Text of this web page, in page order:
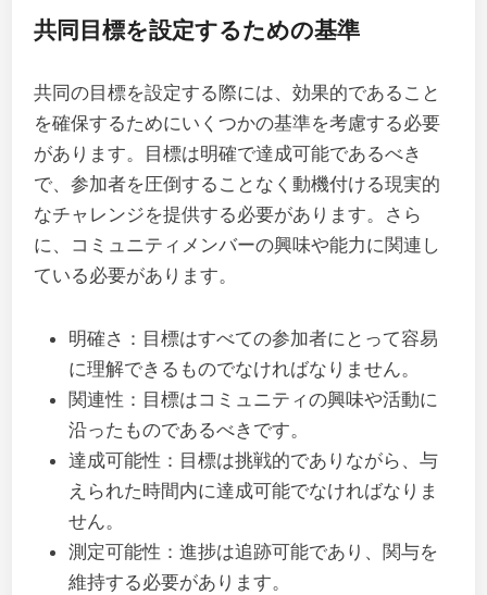
共同目標を設定するための基準
共同の目標を設定する際には、効果的であること
を確保するためにいくつかの基準を考慮する必要
があります。目標は明確で達成可能であるべき
で、参加者を圧倒することなく動機付ける現実的
なチャレンジを提供する必要があります。さら
に、コミュニティメンバーの興味や能力に関連し
ている必要があります。
明確さ：目標はすべての参加者にとって容易
に理解できるものでなければなりません。
関連性：目標はコミュニティの興味や活動に
沿ったものであるべきです。
達成可能性：目標は挑戦的でありながら、与
えられた時間内に達成可能でなければなりま
せん。
測定可能性：進捗は追跡可能であり、関与を
維持する必要があります。